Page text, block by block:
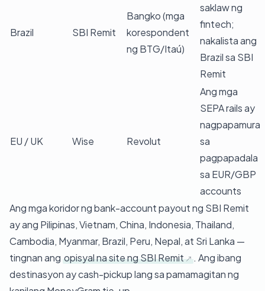
Brazil SBI Remit
Bangko (mga
korespondent
ng BTG/Itaú)
saklaw ng
fintech;
nakalista ang
Brazil sa SBI
Remit
EU / UK Wise Revolut
Ang mga
SEPA rails ay
nagpapamura
sa
pagpapadala
sa EUR/GBP
accounts
Ang mga koridor ng bank-account payout ng SBI Remit
ay ang Pilipinas, Vietnam, China, Indonesia, Thailand,
Cambodia, Myanmar, Brazil, Peru, Nepal, at Sri Lanka —
tingnan ang opisyal na site ng SBI Remit
. Ang ibang
destinasyon ay cash-pickup lang sa pamamagitan ng